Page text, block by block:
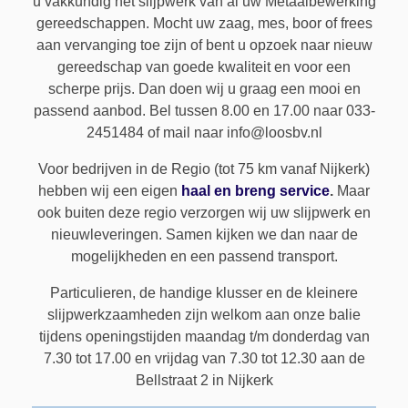
Cirkelzagen
Schaafmessen
Bandzagen
CNC Frezen
Lintzagen
Spilfrezen
Boren
Spangereedschappen
Wisselmessen
METAAL
Zagen
Frezen
Draadsnijden
Verzinken en ontbramen
Ruimen
Ponsen
PAPIER
Cirkelmessen
Dwarssnijmessen
Snijbussen
Kettingzagen
GRAFISCH
Planosnijmessen
Driesnijdermessen
Trimmermessen
Rotatie frezen
Papierboren
Snijlatten
KUNSTSTOFFEN
Granulatormessen
Cirkelzagen
Snijrotors
RECYCLING
Schreddermessen
Snijkronen
Tegenmessen Snijkronen
CONTACT
TEL: 033-2451484
gereedschappen. Mocht uw zaag, mes, boor of frees
aan vervanging toe zijn of bent u opzoek naar nieuw
gereedschap van goede kwaliteit en voor een
scherpe prijs. Dan doen wij u graag een mooi en
passend aanbod. Bel tussen 8.00 en 17.00 naar 033-
2451484 of mail naar info@loosbv.nl
Voor bedrijven in de Regio (tot 75 km vanaf Nijkerk)
hebben wij een eigen haal en breng service. Maar
ook buiten deze regio verzorgen wij uw slijpwerk en
nieuwleveringen. Samen kijken we dan naar de
mogelijkheden en een passend transport.
Particulieren, de handige klusser en de kleinere
slijpwerkzaamheden zijn welkom aan onze balie
tijdens openingstijden maandag t/m donderdag van
7.30 tot 17.00 en vrijdag van 7.30 tot 12.30 aan de
Bellstraat 2 in Nijkerk